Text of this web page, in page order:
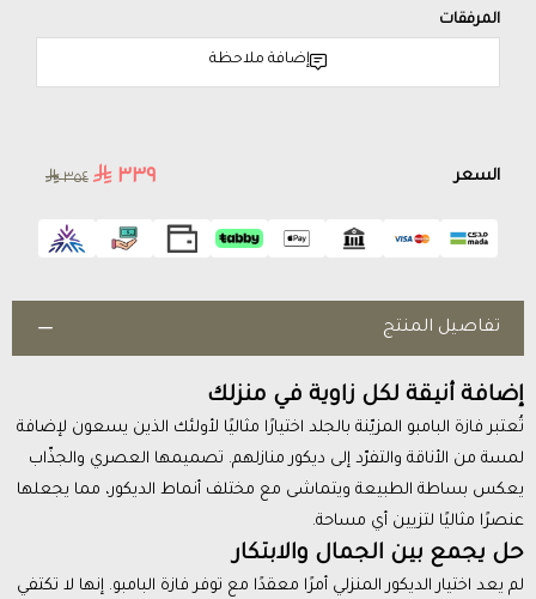
المرفقات
إضافة ملاحظة
السعر ٣٣٩ ٣٥٤
تفاصيل المنتج
إضافة أنيقة لكل زاوية في منزلك
تُعتبر فازة البامبو المزيّنة بالجلد اختيارًا مثاليًا لأولئك الذين يسعون لإضافة
لمسة من الأناقة والتفرّد إلى ديكور منازلهم. تصميمها العصري والجذّاب
يعكس بساطة الطبيعة ويتماشى مع مختلف أنماط الديكور، مما يجعلها
عنصرًا مثاليًا لتزيين أي مساحة.
حل يجمع بين الجمال والابتكار
لم يعد اختيار الديكور المنزلي أمرًا معقدًا مع توفر فازة البامبو. إنها لا تكتفي